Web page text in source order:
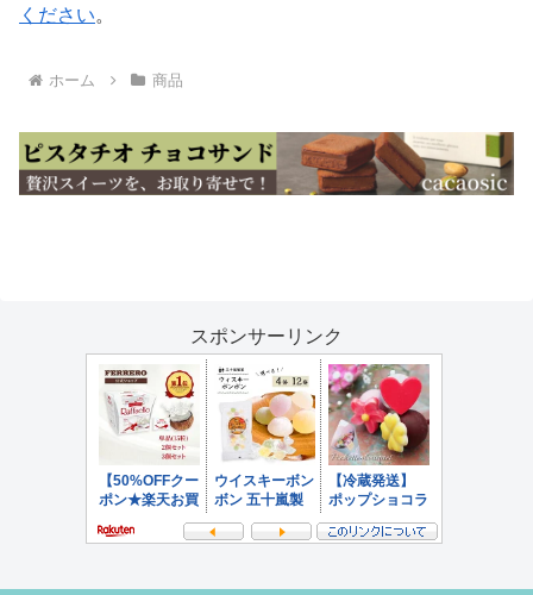
ください。
ホーム 商品
スポンサーリンク